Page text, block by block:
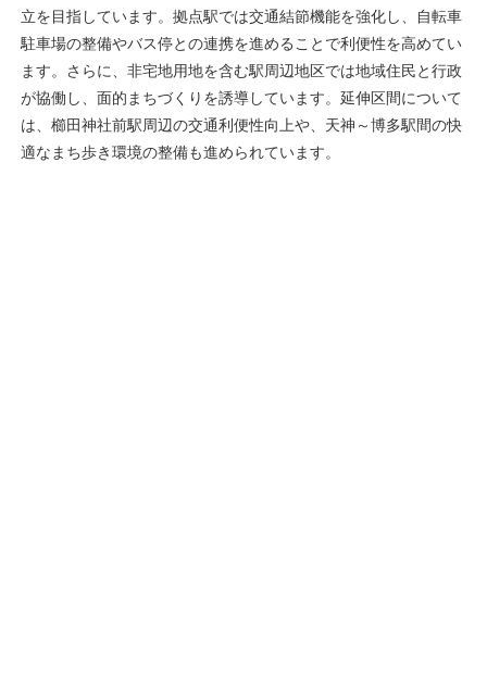
立を目指しています。拠点駅では交通結節機能を強化し、自転車
駐車場の整備やバス停との連携を進めることで利便性を高めてい
ます。さらに、非宅地用地を含む駅周辺地区では地域住民と行政
が協働し、面的まちづくりを誘導しています。延伸区間について
は、櫛田神社前駅周辺の交通利便性向上や、天神～博多駅間の快
適なまち歩き環境の整備も進められています。